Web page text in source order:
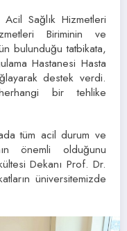
Sağlık Hizmetleri
Biriminin ve
bulunduğu tatbikata,
Hastanesi Hasta
destek verdi.
bir tehlike
tüm acil durum ve
önemli olduğunu
Dekanı Prof. Dr.
üniversitemizde